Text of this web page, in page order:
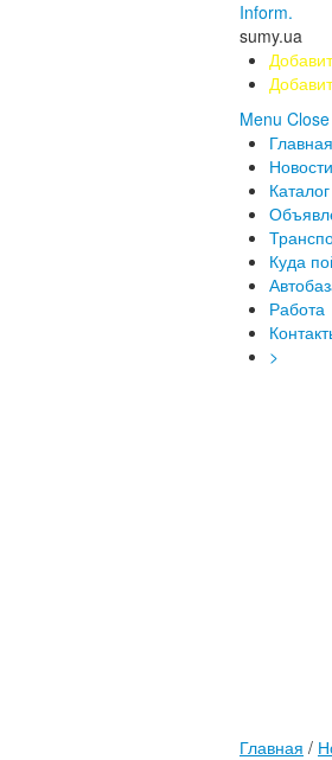
Inform.
sumy.ua
Menu Close
Главная
Новости
Каталог
Куда
Работа
>
Главная /